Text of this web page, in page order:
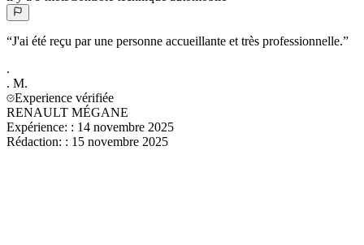
“J'ai été reçu par une personne accueillante et très professionnelle.”
.
. M.
Experience vérifiée
RENAULT MÉGANE
Expérience: : 14 novembre 2025
Rédaction: : 15 novembre 2025